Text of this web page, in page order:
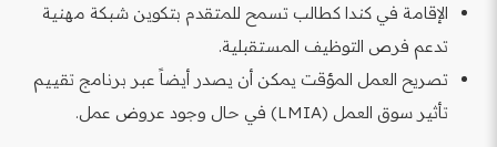
الإقامة في كندا كطالب تسمح للمتقدم بتكوين شبكة مهنية
تدعم فرص التوظيف المستقبلية.
تصريح العمل المؤقت يمكن أن يصدر أيضاً عبر برنامج تقييم
تأثير سوق العمل (LMIA) في حال وجود عروض عمل.